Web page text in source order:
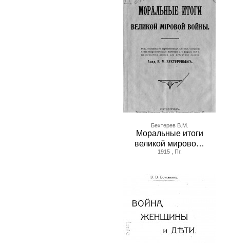
Бехтерев В.М.
Моральные итоги
великой мирово…
1915 , Пг.